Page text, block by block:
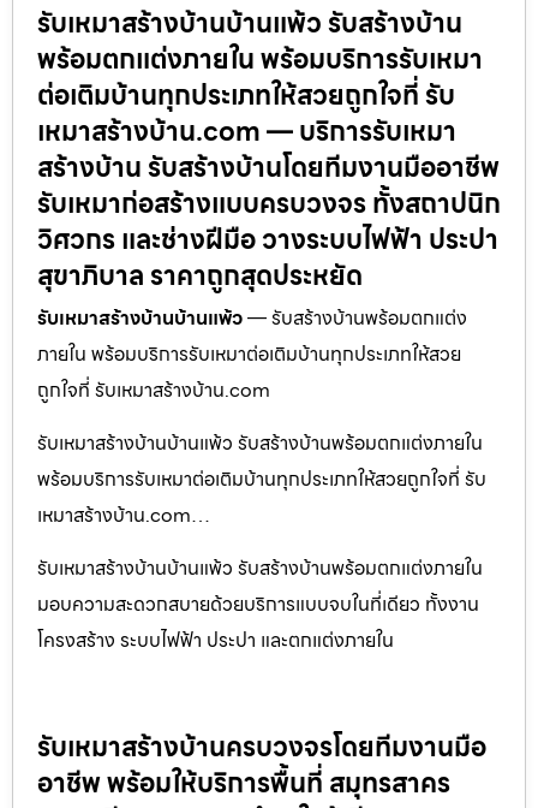
รับเหมาสร้างบ้านบ้านแพ้ว รับสร้างบ้าน
พร้อมตกแต่งภายใน พร้อมบริการรับเหมา
ต่อเติมบ้านทุกประเภทให้สวยถูกใจที่ รับ
เหมาสร้างบ้าน.com — บริการรับเหมา
สร้างบ้าน รับสร้างบ้านโดยทีมงานมืออาชีพ
รับเหมาก่อสร้างแบบครบวงจร ทั้งสถาปนิก
วิศวกร และช่างฝีมือ วางระบบไฟฟ้า ประปา
สุขาภิบาล ราคาถูกสุดประหยัด
รับเหมาสร้างบ้านบ้านแพ้ว— รับสร้างบ้านพร้อมตกแต่ง
ภายใน พร้อมบริการรับเหมาต่อเติมบ้านทุกประเภทให้สวย
ถูกใจที่ รับเหมาสร้างบ้าน.com
รับเหมาสร้างบ้านบ้านแพ้ว รับสร้างบ้านพร้อมตกแต่งภายใน
พร้อมบริการรับเหมาต่อเติมบ้านทุกประเภทให้สวยถูกใจที่ รับ
เหมาสร้างบ้าน.com…
รับเหมาสร้างบ้านบ้านแพ้ว รับสร้างบ้านพร้อมตกแต่งภายใน
มอบความสะดวกสบายด้วยบริการแบบจบในที่เดียว ทั้งงาน
โครงสร้าง ระบบไฟฟ้า ประปา และตกแต่งภายใน
รับเหมาสร้างบ้านครบวงจรโดยทีมงานมือ
อาชีพ พร้อมให้บริการพื้นที่ สมุทรสาคร